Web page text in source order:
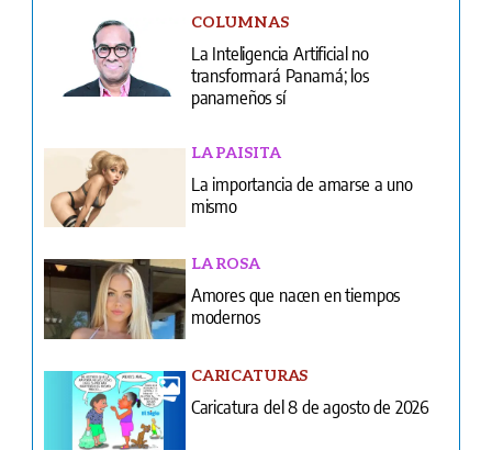
LA PAISITA
La importancia de amarse a uno
mismo
LA ROSA
Amores que nacen en tiempos
modernos
CARICATURAS
Caricatura del 8 de agosto de 2026
NACIONALES
Transportistas quieren subir el pasaje